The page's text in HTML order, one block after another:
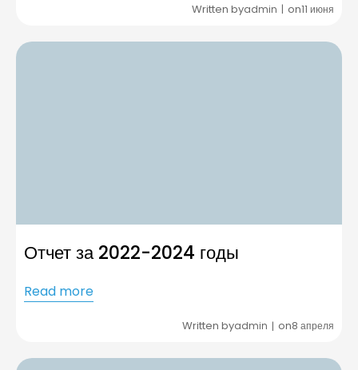
Written byadmin | on11 июня
Отчет за 2022-2024 годы
Read more
Written byadmin | on8 апреля